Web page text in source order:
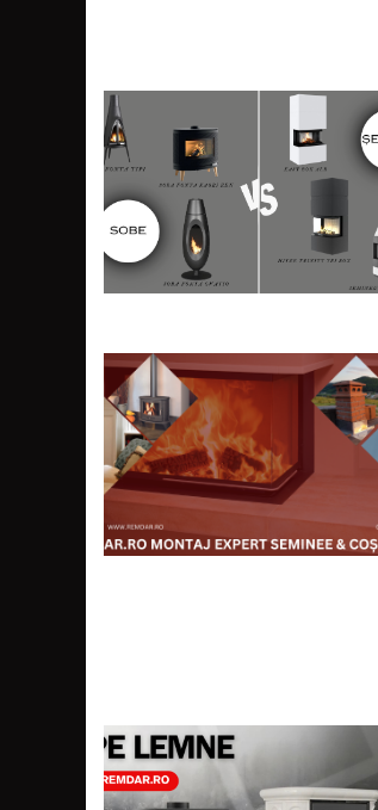
COSURI DE FUM
COSURI INOX PROFESIONALE
Schiedel Permeter Negru
Schiedel ICS inox
Cosuri de fum inox JEREMIAS
Cosuri de fum inox DARCO
Cos ceramic UNI
COSURI DE FUM CERAMICE HOCH
HOCH UNIVERSAL
HOCH UNIVERSAL EVO
HOCH INDUSTRIAL
COSURI CERAMICE LEIER
Palarii cos de fum
USTENSILE CURATARE COS FUM
CENTRALE, SOBE & ȘEMINEE PE